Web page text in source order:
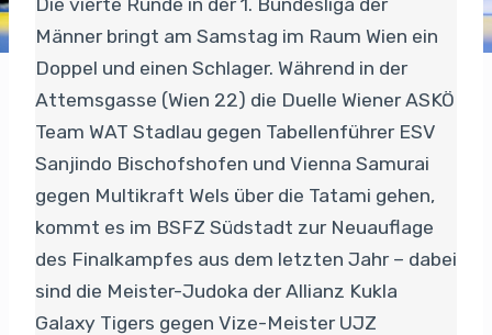
Männer bringt am Samstag im Raum Wien ein
Doppel und einen Schlager. Während in der
Attemsgasse (Wien 22) die Duelle Wiener ASKÖ
Team WAT Stadlau gegen Tabellenführer ESV
Sanjindo Bischofshofen und Vienna Samurai
gegen Multikraft Wels über die Tatami gehen,
kommt es im BSFZ Südstadt zur Neuauflage
des Finalkampfes aus dem letzten Jahr – dabei
sind die Meister-Judoka der Allianz Kukla
Galaxy Tigers gegen Vize-Meister UJZ